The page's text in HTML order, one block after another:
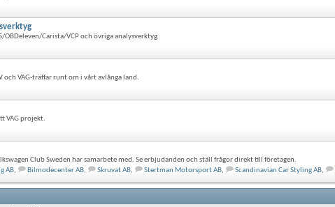
OBDeleven/Carista/VCP och övriga analysverktyg
VAG-träffar runt om i vårt avlånga land.
VAG projekt.
Club Sweden har samarbete med. Se erbjudanden och ställ frågor direkt till företagen.
AB, Bilmodecenter AB, Skruvat AB, Stertman Motorsport AB, Scandinavian Car Styling AB,